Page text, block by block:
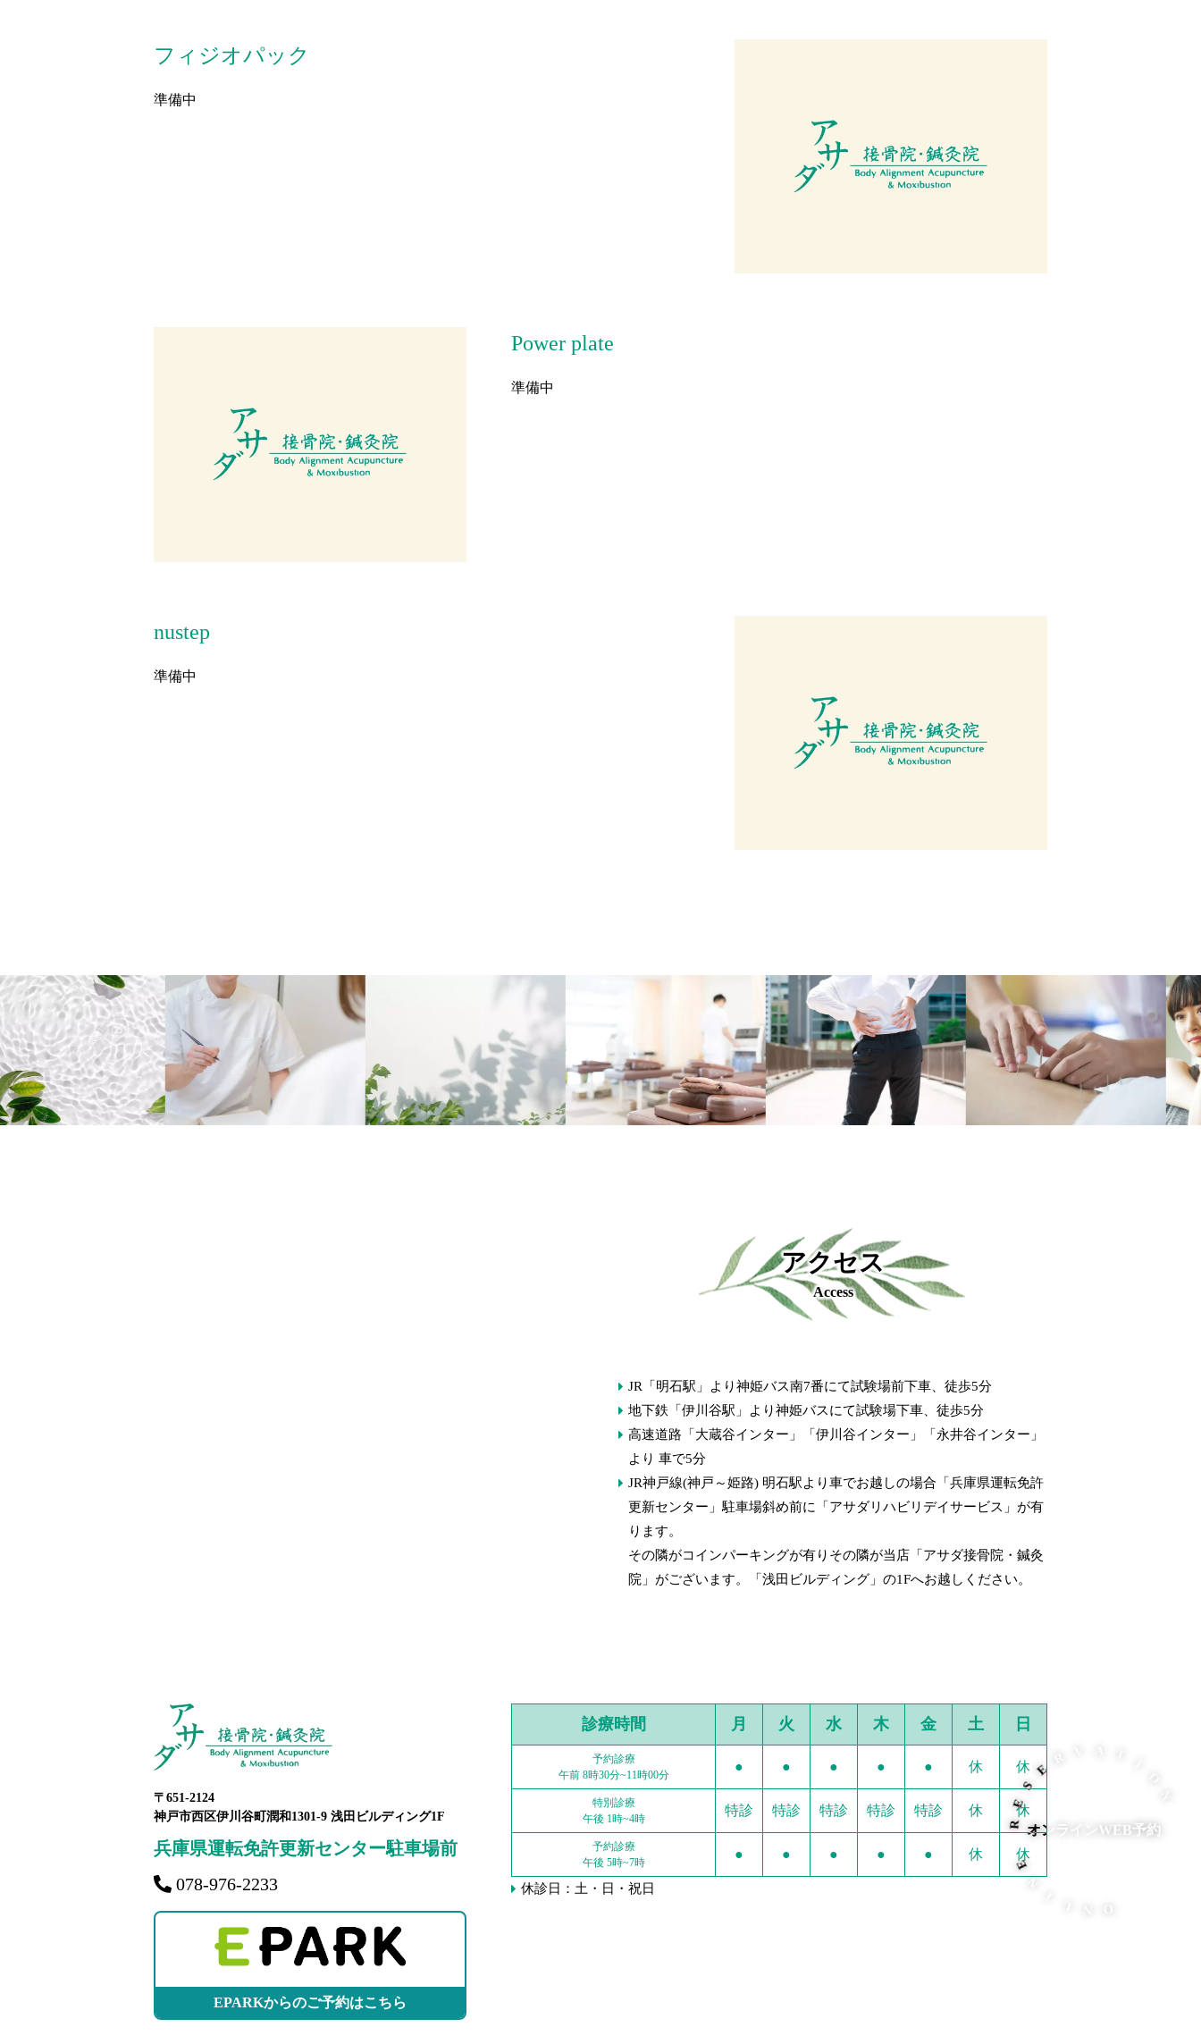
フィジオパック
準備中
Power plate
準備中
nustep
準備中
アクセス
Access
JR「明石駅」より神姫バス南7番にて試験場前下車、徒歩5分
地下鉄「伊川谷駅」より神姫バスにて試験場下車、徒歩5分
高速道路「大蔵谷インター」「伊川谷インター」「永井谷インター」
より 車で5分
JR神戸線(神戸～姫路) 明石駅より車でお越しの場合「兵庫県運転免許
更新センター」駐車場斜め前に「アサダリハビリデイサービス」が有
ります。
その隣がコインパーキングが有りその隣が当店「アサダ接骨院・鍼灸
院」がございます。「浅田ビルディング」の1Fへお越しください。
〒651-2124
神戸市西区伊川谷町潤和1301-9 浅田ビルディング1F
兵庫県運転免許更新センター駐車場前
078-976-2233
EPARKからのご予約はこちら
診療時間 月 火 水 木 金 土 日
予約診療
午前 8時30分~11時00分
● ● ● ● ● 休 休
特別診療
午後 1時~4時
特診 特診 特診 特診 特診 休 休
予約診療
午後 5時~7時
● ● ● ● ● 休 休
休診日：土・日・祝日
オンラインWEB予約
L
I
N
E
R
E